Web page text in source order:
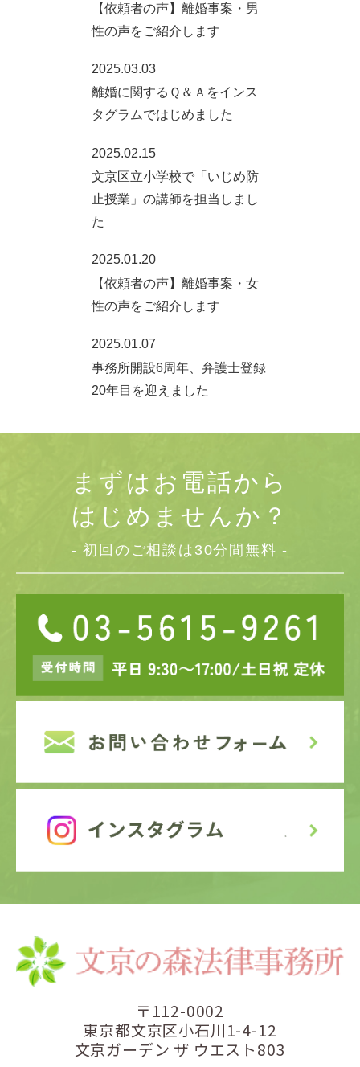
【依頼者の声】離婚事案・男
性の声をご紹介します
2025.03.03
離婚に関するＱ＆Ａをインス
タグラムではじめました
2025.02.15
文京区立小学校で「いじめ防
止授業」の講師を担当しまし
た
2025.01.20
【依頼者の声】離婚事案・女
性の声をご紹介します
2025.01.07
事務所開設6周年、弁護士登録
20年目を迎えました
まずはお電話から
はじめませんか？
- 初回のご相談は30分間無料 -
〒112-0002
東京都文京区小石川1-4-12
文京ガーデン ザ ウエスト803